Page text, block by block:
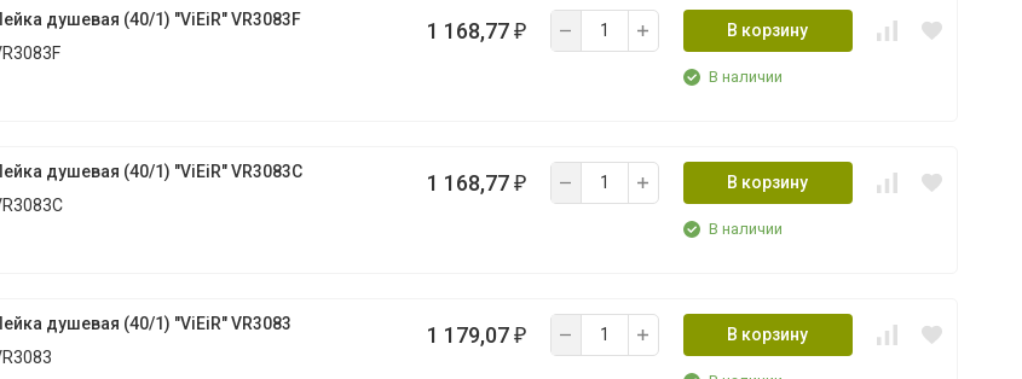
душевая (40/1) "ViEiR" VR3083F
1 168,77 ₽ В корзину
В наличии
душевая (40/1) "ViEiR" VR3083C
1 168,77 ₽ В корзину
В наличии
душевая (40/1) "ViEiR" VR3083
1 179,07 ₽ В корзину